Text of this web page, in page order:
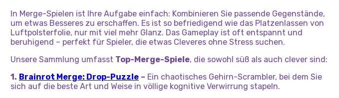
In Merge-Spielen ist Ihre Aufgabe einfach: Kombinieren Sie passende Gegenstände,
um etwas Besseres zu erschaffen. Es ist so befriedigend wie das Platzenlassen von
Luftpolsterfolie, nur mit viel mehr Glanz. Das Gameplay ist oft entspannt und
beruhigend – perfekt für Spieler, die etwas Cleveres ohne Stress suchen.
Unsere Sammlung umfasst Top-Merge-Spiele, die sowohl süß als auch clever sind:
1. Brainrot Merge: Drop-Puzzle – Ein chaotisches Gehirn-Scrambler, bei dem Sie
sich auf die beste Art und Weise in völlige kognitive Verwirrung stapeln.